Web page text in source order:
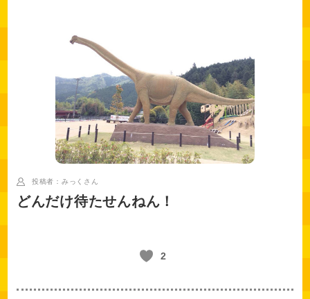
投稿者：みっく さん
どんだけ待たせんねん！
2